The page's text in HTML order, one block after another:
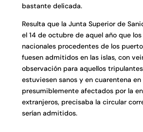
bastante delicada.
Resulta que la Junta Superior de
el 14 de octubre de aquel año que
nacionales procedentes de los
fuesen admitidos en las islas, con
observación para aquellos
estuviesen sanos y en cuarentena
presumiblemente afectados por la
extranjeros, precisaba la circular
serían admitidos.